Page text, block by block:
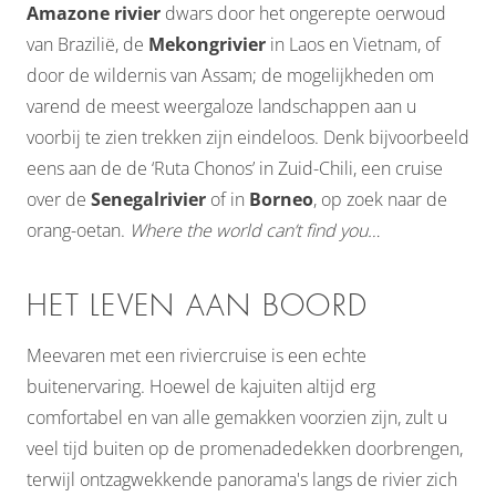
Amazone rivier dwars door het ongerepte oerwoud
van Brazilië, de Mekongrivier in Laos en Vietnam, of
door de wildernis van Assam; de mogelijkheden om
varend de meest weergaloze landschappen aan u
voorbij te zien trekken zijn eindeloos. Denk bijvoorbeeld
eens aan de de ‘Ruta Chonos’ in Zuid-Chili, een cruise
over de Senegalrivier of in Borneo, op zoek naar de
orang-oetan. Where the world can’t find you…
HET LEVEN AAN BOORD
Meevaren met een riviercruise is een echte
buitenervaring. Hoewel de kajuiten altijd erg
comfortabel en van alle gemakken voorzien zijn, zult u
veel tijd buiten op de promenadedekken doorbrengen,
terwijl ontzagwekkende panorama's langs de rivier zich